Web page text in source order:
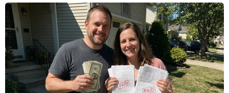
Theo dõi VietnamPlus